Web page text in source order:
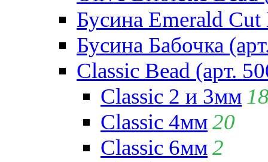
Бусина Emerald Cut
Бусина Бабочка
Classic Bead (арт.
Classic 2 и 3мм
Classic 4мм20
Classic 6мм2